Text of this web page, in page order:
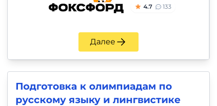
4.7 133
Далее
Подготовка к олимпиадам по
русскому языку и лингвистике